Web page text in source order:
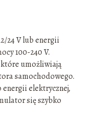
24 V lub energii
100-240 V.
które umożliwiają
samochodowego.
energii elektrycznej,
się szybko